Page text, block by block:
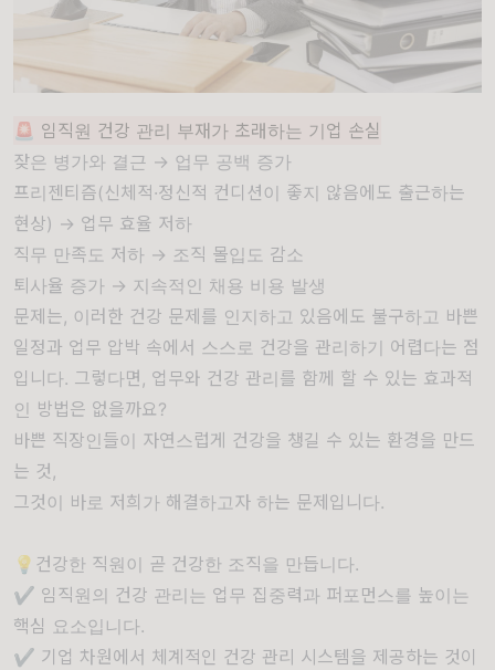
🚨 임직원 건강 관리 부재가 초래하는 기업 손실
잦은 병가와 결근 → 업무 공백 증가
프리젠티즘(신체적·정신적 컨디션이 좋지 않음에도 출근하는
현상) → 업무 효율 저하
직무 만족도 저하 → 조직 몰입도 감소
퇴사율 증가 → 지속적인 채용 비용 발생
문제는, 이러한 건강 문제를 인지하고 있음에도 불구하고 바쁜
일정과 업무 압박 속에서 스스로 건강을 관리하기 어렵다는 점
입니다. 그렇다면, 업무와 건강 관리를 함께 할 수 있는 효과적
인 방법은 없을까요?
바쁜 직장인들이 자연스럽게 건강을 챙길 수 있는 환경을 만드
는 것,
그것이 바로 저희가 해결하고자 하는 문제입니다.
💡건강한 직원이 곧 건강한 조직을 만듭니다.
✔ 임직원의 건강 관리는 업무 집중력과 퍼포먼스를 높이는
핵심 요소입니다.
✔ 기업 차원에서 체계적인 건강 관리 시스템을 제공하는 것이